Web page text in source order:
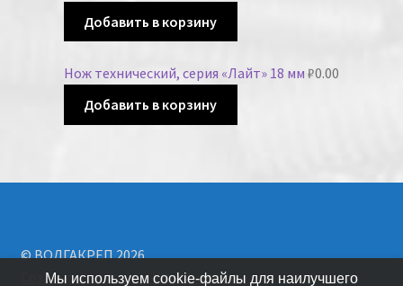
Добавить в корзину
Нож технический, серия «Лайт» 18 мм ₽0.00
Добавить в корзину
© ВОЛГАКРЕП 2026
Создано с помощью WooCommerce
Мы используем cookie-файлы для наилучшего